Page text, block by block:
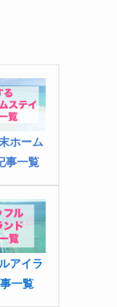
ホーム
事一覧
アイラ
一覧